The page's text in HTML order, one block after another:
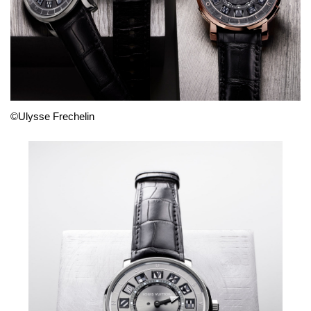
©Ulysse Frechelin